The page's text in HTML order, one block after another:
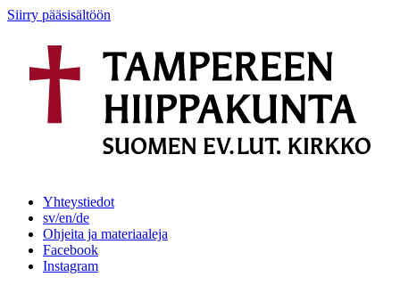
Siirry pääsisältöön
Yhteystiedot
sv/en/de
Ohjeita ja materiaaleja
Facebook
Instagram